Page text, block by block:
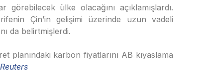
ülke olacağını açıklamışlardı.
Çin’in gelişimi üzerinde uzun vadeli
da belirtmişlerdi.
planındaki karbon fiyatlarını AB kıyaslama
Reuters